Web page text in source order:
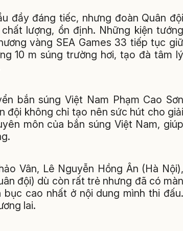
đầy đáng tiếc, nhưng đoàn Quân đội
lượng, ổn định. Những kiện tướng
vàng SEA Games 33 tiếp tục giữ
10 m súng trường hơi, tạo đà tâm lý
bắn súng Việt Nam Phạm Cao Sơn
đội không chỉ tạo nên sức hút cho giải
môn của bắn súng Việt Nam, giúp
Vân, Lê Nguyễn Hồng Ân (Hà Nội),
đội) dù còn rất trẻ nhưng đã có màn
cao nhất ở nội dung mình thi đấu.
lai.